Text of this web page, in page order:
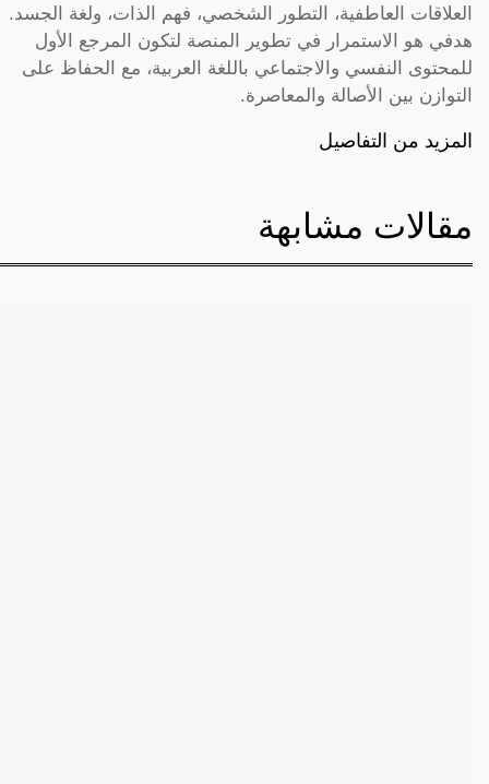
العلاقات العاطفية، التطور الشخصي، فهم الذات، ولغة الجسد.
هدفي هو الاستمرار في تطوير المنصة لتكون المرجع الأول
للمحتوى النفسي والاجتماعي باللغة العربية، مع الحفاظ على
التوازن بين الأصالة والمعاصرة.
المزيد من التفاصيل
مقالات مشابهة